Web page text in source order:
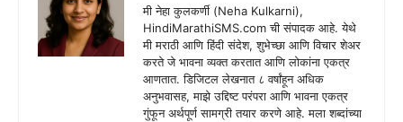
मी नेहा कुलकर्णी (Neha Kulkarni),
HindiMarathiSMS.com ची संपादक आहे. येथे
मी मराठी आणि हिंदी संदेश, शुभेच्छा आणि विचार शेअर
करते जे भावना व्यक्त करतात आणि लोकांना एकत्र
आणतात. डिजिटल लेखनात ८ वर्षांहून अधिक
अनुभवासह, माझे उद्दिष्ट परंपरा आणि भावना एकत्र
गुंफून अर्थपूर्ण सामग्री तयार करणे आहे. मला शब्दांच्या